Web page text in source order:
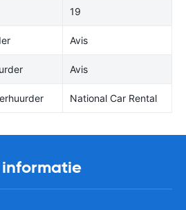
19
Avis
Avis
National Car Rental